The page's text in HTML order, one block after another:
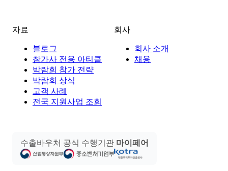
자료
블로그
참가사 전용 아티클
박람회 참가 전략
박람회 상식
고객 사례
전국 지원사업 조회
회사
회사 소개
채용
수출바우처 공식 수행기관 마이페어